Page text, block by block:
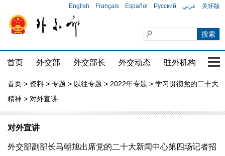
English Français Español Русский عربي 关怀版
首页 外交部 外交部长 外交动态 驻外机构 国
首页 > 资料 > 专题 > 以往专题 > 2022年专题 > 学习贯彻党的二十大
精神 > 对外宣讲
对外宣讲
外交部副部长马朝旭出席党的二十大新闻中心第四场记者招